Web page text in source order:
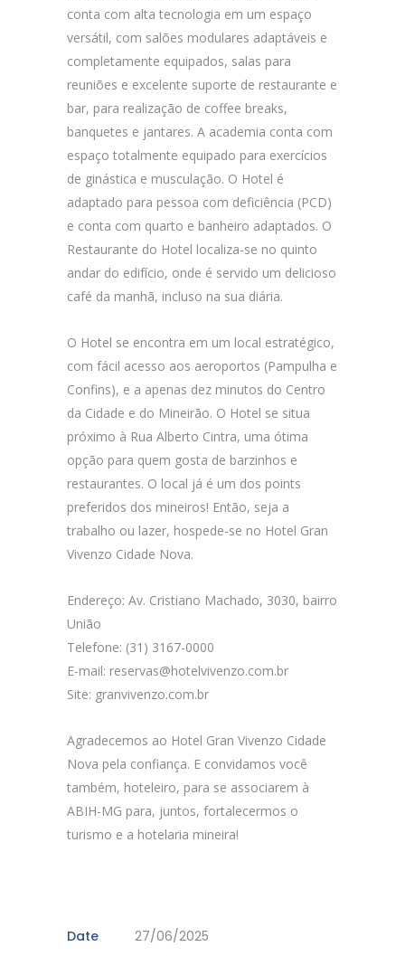
conta com alta tecnologia em um espaço
versátil, com salões modulares adaptáveis e
completamente equipados, salas para
reuniões e excelente suporte de restaurante e
bar, para realização de coffee breaks,
banquetes e jantares. A academia conta com
espaço totalmente equipado para exercícios
de ginástica e musculação. O Hotel é
adaptado para pessoa com deficiência (PCD)
e conta com quarto e banheiro adaptados. O
Restaurante do Hotel localiza-se no quinto
andar do edifício, onde é servido um delicioso
café da manhã, incluso na sua diária.
O Hotel se encontra em um local estratégico,
com fácil acesso aos aeroportos (Pampulha e
Confins), e a apenas dez minutos do Centro
da Cidade e do Mineirão. O Hotel se situa
próximo à Rua Alberto Cintra, uma ótima
opção para quem gosta de barzinhos e
restaurantes. O local já é um dos points
preferidos dos mineiros! Então, seja a
trabalho ou lazer, hospede-se no Hotel Gran
Vivenzo Cidade Nova.
Endereço: Av. Cristiano Machado, 3030, bairro
União
Telefone: (31) 3167-0000
E-mail: reservas@hotelvivenzo.com.br
Site: granvivenzo.com.br
Agradecemos ao Hotel Gran Vivenzo Cidade
Nova pela confiança. E convidamos você
também, hoteleiro, para se associarem à
ABIH-MG para, juntos, fortalecermos o
turismo e a hotelaria mineira!
Date
27/06/2025